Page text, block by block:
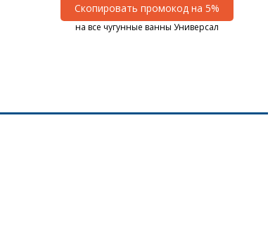
Скопировать промокод на 5%
на все чугунные ванны Универсал